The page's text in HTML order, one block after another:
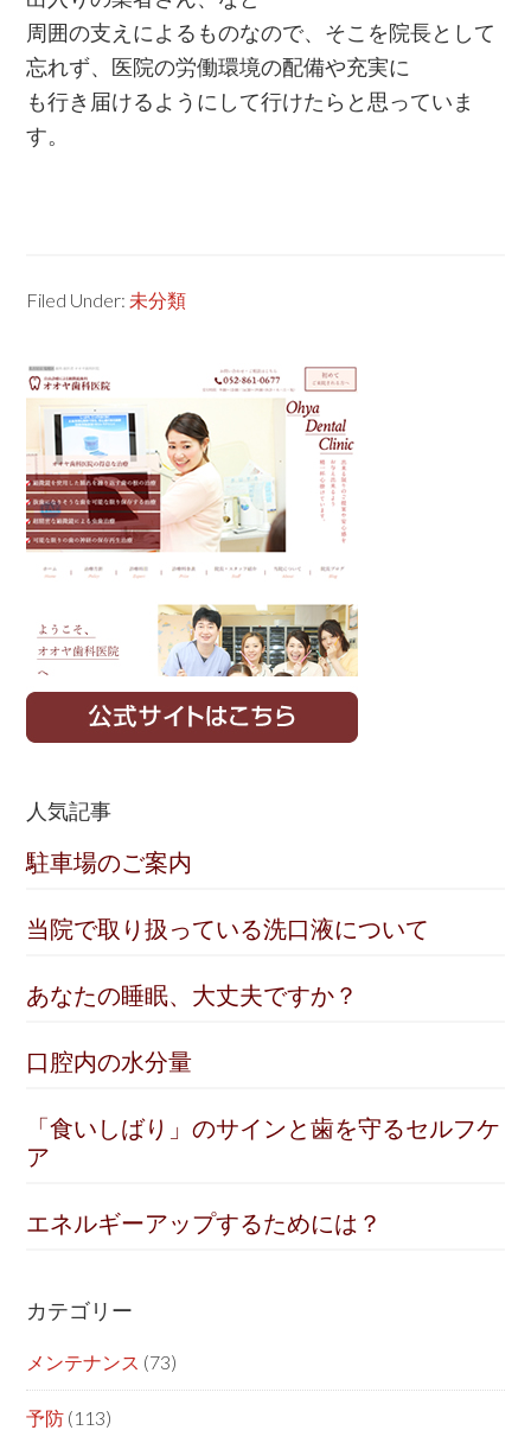
周囲の支えによるものなので、そこを院長として
忘れず、医院の労働環境の配備や充実に
も行き届けるようにして行けたらと思っていま
す。
Filed Under: 未分類
Primary
Sidebar
人気記事
駐車場のご案内
当院で取り扱っている洗口液について
あなたの睡眠、大丈夫ですか？
口腔内の水分量
「食いしばり」のサインと歯を守るセルフケ
ア
エネルギーアップするためには？
カテゴリー
メンテナンス (73)
予防 (113)